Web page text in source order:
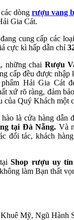
dòng rượu vang
Gia Cát.
cung cấp các
cực kì hấp dẫn chỉ
những chai Rượu
cấp đều được nhập
Hải Gia Cát
xứ rõ ràng, đảm
của Quý Khách một
là cửa hàng dẫn
tại Đà Nẵng. Và
đối tác, khách
tạiShop rượu uy
làm Bạn thất
Mỹ, Ngũ Hành